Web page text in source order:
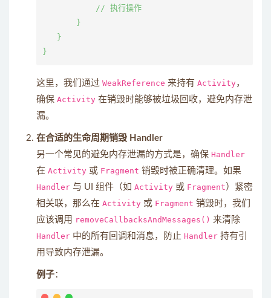
           // 执行操作
       }
   }
这里，我们通过 WeakReference 来持有 Activity，
确保 Activity 在销毁时能够被垃圾回收，避免内存泄
漏。
在合适的生命周期销毁 Handler
另一个常见的避免内存泄漏的方式是，确保 Handler
在 Activity 或 Fragment 销毁时被正确清理。如果
Handler 与 UI 组件（如 Activity 或 Fragment）紧密
相关联，那么在 Activity 或 Fragment 销毁时，我们
应该调用 removeCallbacksAndMessages() 来清除
Handler 中的所有回调和消息，防止 Handler 持有引
用导致内存泄漏。
例子：